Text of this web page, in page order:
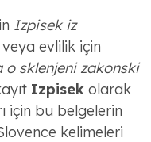
Izpisek iz
evlilik için
sklenjeni zakonski
Izpisekolarak
için bu belgelerin
kelimeleri